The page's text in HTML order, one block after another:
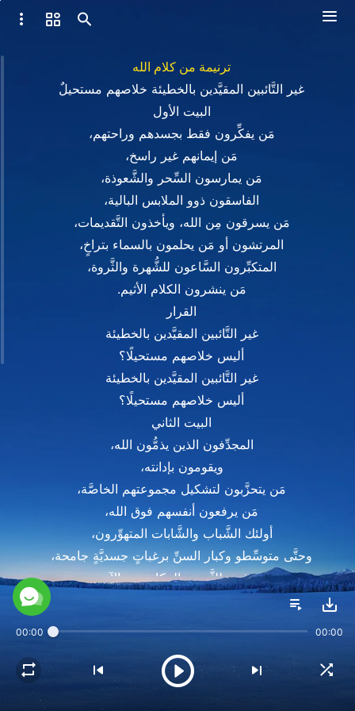
ترنيمة من كلام الله
غير التَّائبين المقيَّدين بالخطيئة خلاصهم مستحيلٌ
البيت الأول
مَن يفكِّرون فقط بجسدهم وراحتهم،
مَن إيمانهم غير راسخ،
مَن يمارسون السِّحر والشَّعوذة،
الفاسقون ذوو الملابس البالية،
مَن يسرقون مِن الله، ويأخذون التَّقديمات،
المرتشون أو مَن يحلمون بالسماء بتراخٍ،
المتكبِّرون السَّاعون للشُّهرة والثَّروة،
مَن ينشرون الكلام الأثيم.
القرار
غير التَّائبين المقيَّدين بالخطيئة
أليس خلاصهم مستحيلًا؟
غير التَّائبين المقيَّدين بالخطيئة
أليس خلاصهم مستحيلًا؟
البيت الثاني
المجدِّفون الذين يذمُّون الله،
ويقومون بإدانته،
مَن يتحزَّبون لتشكيل مجموعتهم الخاصَّة،
مَن يرفعون أنفسهم فوق الله،
أولئك الشَّباب والشَّابات المتهوِّرون،
وحتَّى متوسِّطو وكبار السنِّ برغباتٍ جسديَّةٍ جامحة،
مَن يهدفون للثَّروة والمكانة بين الآخرين،
غير التَّائبين المقيَّدين بالخطيئة
أليس خلاصهم مستحيلًا؟
00:00 00:00